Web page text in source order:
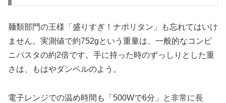
麺類部門の王様「盛りすぎ！ナポリタン」も忘れてはいけ
ません。実測値で約752gという重量は、一般的なコンビ
ニパスタの約2倍です。手に持った時のずっしりとした重
さは、もはやダンベルのよう。
電子レンジでの温め時間も「500Wで6分」と非常に長